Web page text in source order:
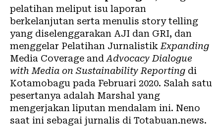
pelatihan meliput isu laporan
berkelanjutan serta menulis story telling
yang diselenggarakan AJI dan GRI, dan
menggelar Pelatihan Jurnalistik Expanding
Media Coverage andAdvocacy Dialogue
with Media on Sustainability Reporting di
Kotamobagu pada Februari 2020. Salah satu
pesertanya adalah Marshal yang
mengerjakan liputan mendalam ini. Neno
saat ini sebagai jurnalis di Totabuan.news.